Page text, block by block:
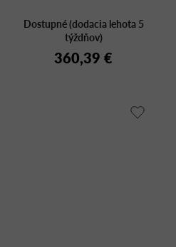
Dostupné (dodacia lehota 5
týždňov)
360,39 €